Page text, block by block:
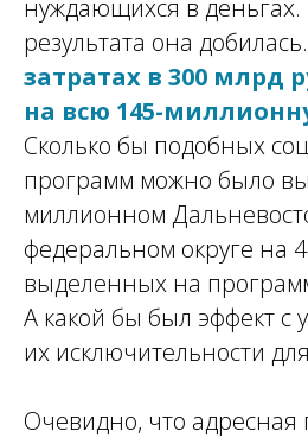
нуждающихся в деньгах.
результата она
затратах в 300 млрд
на всю 145-
Сколько бы подобных
программ можно было
миллионном
федеральном округе на
выделенных на
А какой бы был эффект с
их исключительности
Очевидно, что адресная